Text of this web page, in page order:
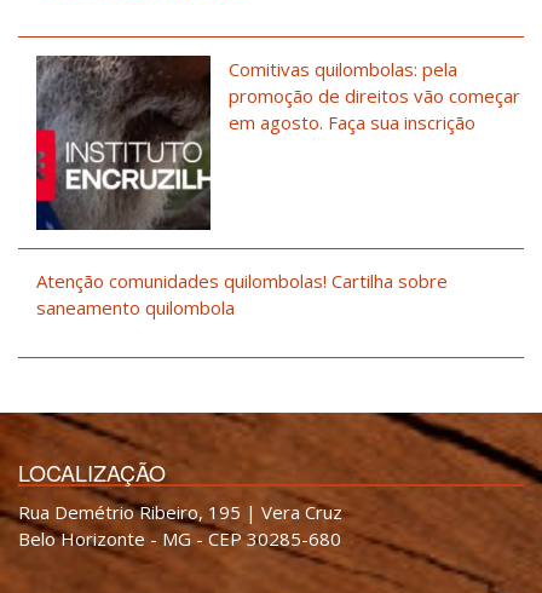
Comitivas quilombolas: pela
promoção de direitos vão começar
em agosto. Faça sua inscrição
Atenção comunidades quilombolas! Cartilha sobre
saneamento quilombola
LOCALIZAÇÃO
Rua Demétrio Ribeiro, 195 | Vera Cruz
Belo Horizonte - MG - CEP 30285-680